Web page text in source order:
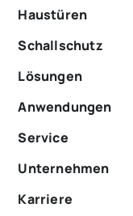
Lösungen
Anwendungen
Service
Unternehmen
Karriere
Impressum |
GmbH & Co. KG